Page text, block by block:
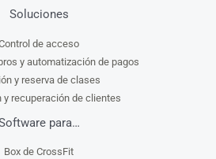
Soluciones
de acceso
y automatización de pagos
y reserva de clases
y recuperación de clientes
para…
Box de CrossFit